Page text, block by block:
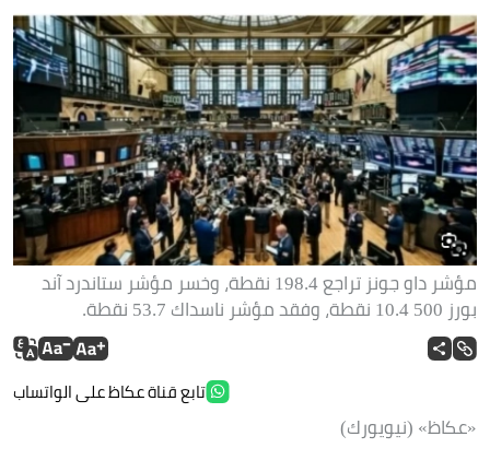
مؤشر داو جونز تراجع 198.4 نقطة، وخسر مؤشر ستاندرد آند
بورز 500 10.4 نقطة، وفقد مؤشر ناسداك 53.7 نقطة.
تابع قناة عكاظ على الواتساب
«عكاظ» (نيويورك)